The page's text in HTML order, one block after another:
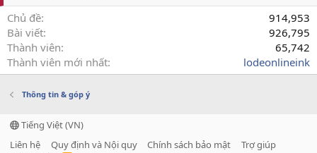
Chủ đề
914,953
Bài viết
926,795
Thành viên
65,742
Thành viên mới nhất
lodeonlineink
Thông tin & góp ý
Tiếng Việt (VN)
Liên hệ
Quy định và Nội quy Chính sách bảo mật
Trợ giúp